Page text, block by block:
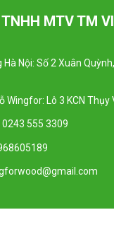
MTV TM
Nội: Số 2 Xuân
Wingfor: Lô 3 KCN
0243 555 3309